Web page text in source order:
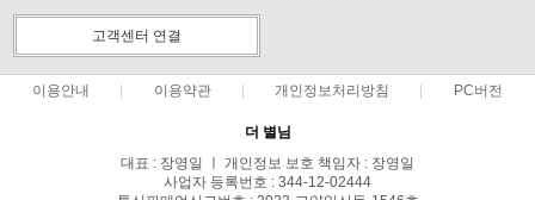
고객센터 연결
이용안내 이용약관 개인정보처리방침 PC버전
더 별님
대표 : 장영일 ㅣ 개인정보 보호 책임자 : 장영일
사업자 등록번호 : 344-12-02444